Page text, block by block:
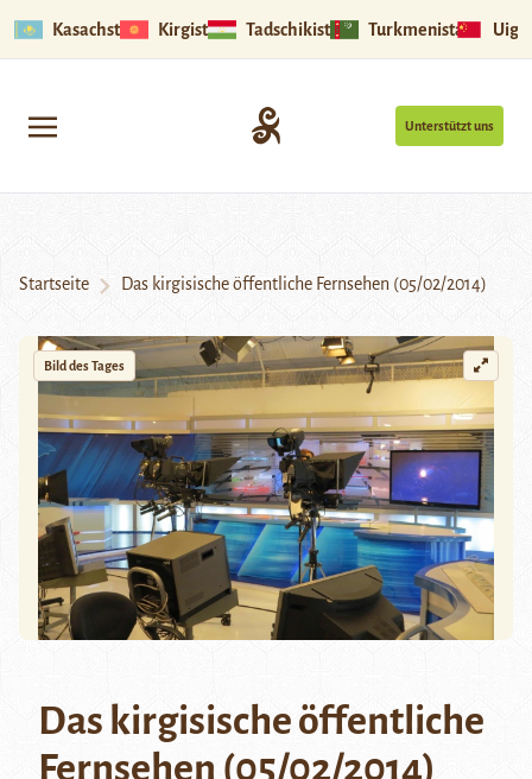
Kasachstan Kirgistan Tadschikistan Turkmenistan
Unterstützt uns
Startseite Das kirgisische öffentliche Fernsehen (05/02/2014)
Bild des Tages
Das kirgisische öffentliche
Fernsehen (05/02/2014)